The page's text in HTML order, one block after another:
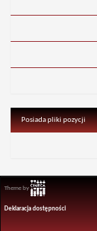
Posiada pliki pozycji
Theme by
Deklaracja dostępności